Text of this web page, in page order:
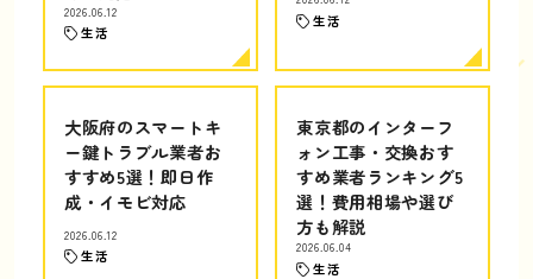
2026.06.12
生活
生活
大阪府のスマートキ
ー鍵トラブル業者お
すすめ5選！即日作
成・イモビ対応
2026.06.12
生活
東京都のインターフ
ォン工事・交換おす
すめ業者ランキング5
選！費用相場や選び
方も解説
2026.06.04
生活